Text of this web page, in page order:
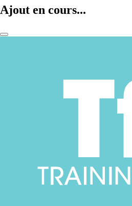
Ajout en cours...